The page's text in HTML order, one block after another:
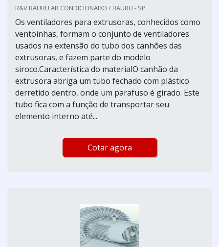
R&V BAURU AR CONDICIONADO / BAURU - SP
Os ventiladores para extrusoras, conhecidos como
ventoinhas, formam o conjunto de ventiladores
usados na extensão do tubo dos canhões das
extrusoras, e fazem parte do modelo
siroco.Característica do materialO canhão da
extrusora abriga um tubo fechado com plástico
derretido dentro, onde um parafuso é girado. Este
tubo fica com a função de transportar seu
elemento interno até...
Cotar agora